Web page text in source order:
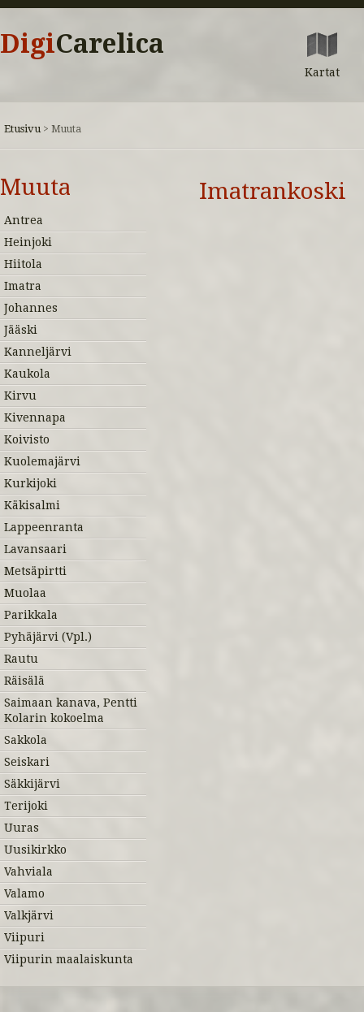
DigiCarelica
Kartat
Etusivu > Muuta
Muuta
Antrea
Heinjoki
Hiitola
Imatra
Johannes
Jääski
Kanneljärvi
Kaukola
Kirvu
Kivennapa
Koivisto
Kuolemajärvi
Kurkijoki
Käkisalmi
Lappeenranta
Lavansaari
Metsäpirtti
Muolaa
Parikkala
Pyhäjärvi (Vpl.)
Rautu
Räisälä
Saimaan kanava, Pentti
Kolarin kokoelma
Sakkola
Seiskari
Säkkijärvi
Terijoki
Uuras
Uusikirkko
Vahviala
Valamo
Valkjärvi
Viipuri
Viipurin maalaiskunta
Imatrankoski